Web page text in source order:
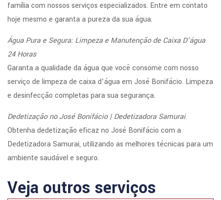
família com nossos serviços especializados. Entre em contato
hoje mesmo e garanta a pureza da sua água.
Água Pura e Segura: Limpeza e Manutenção de Caixa D’água
24 Horas
Garanta a qualidade da água que você consome com nosso
serviço de limpeza de caixa d’água em José Bonifácio. Limpeza
e desinfecção completas para sua segurança.
Dedetização no José Bonifácio | Dedetizadora Samurai
Obtenha dedetização eficaz no José Bonifácio com a
Dedetizadora Samurai, utilizando as melhores técnicas para um
ambiente saudável e seguro.
Veja outros serviços